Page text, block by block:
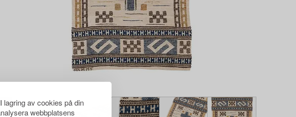
av cookies på din
webbplatsens